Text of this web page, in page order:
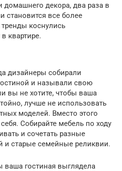
домашнего декора, два раза в
становится все более
коснулись
квартире.
дизайнеры собирали
и называли свою
вы не хотите, чтобы ваша
лучше не использовать
моделей. Вместо этого
Собирайте мебель по ходу
и сочетать разные
и старые семейные реликвии.
ваша гостиная выглядела